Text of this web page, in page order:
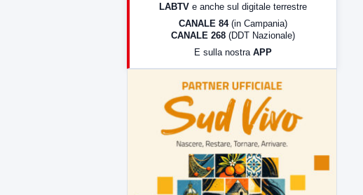
LabNews (Diretta)
LabNews (replica)
LABTV e anche sul digitale terrestre
CANALE 84 (in Campania)
CANALE 268 (DDT Nazionale)
E sulla nostra APP